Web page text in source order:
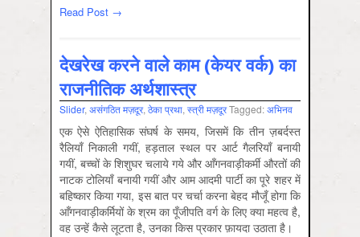
Read Post →
देखरेख करने वाले काम (केयर वर्क) का
राजनीतिक अर्थशास्त्र
Slider, असंगठित मज़दूर, ठेका प्रथा, स्‍त्री मज़दूरTagged:अभिनव
एक ऐसे ऐतिहासिक संघर्ष के समय, जिसमें कि तीन ज़बर्दस्त
रैलियाँ निकाली गयीं, हड़ताल स्थल पर आर्ट गैलरियाँ बनायी
गयीं, बच्चों के शिशुघर चलाये गये और आँगनवाड़ीकर्मी औरतों की
नाटक टोलियाँ बनायी गयीं और आम आदमी पार्टी का पूरे शहर में
बहिष्कार किया गया, इस बात पर चर्चा करना बेहद मौजूँ होगा कि
आँगनवाड़ीकर्मियों के श्रम का पूँजीपति वर्ग के लिए क्या महत्व है,
वह उन्हें कैसे लूटता है, उनका किस प्रकार फ़ायदा उठाता है।